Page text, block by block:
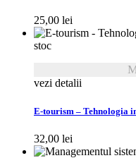
25,00 lei
stoc
vezi detalii
E-tourism – Tehnologia
32,00 lei